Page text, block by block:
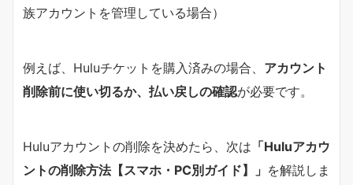
族アカウントを管理している場合）
例えば、Huluチケットを購入済みの場合、 アカウント
削除前に使い切るか、払い戻しの確認が必要です。
Huluアカウントの削除を決めたら、次は 「Huluアカウ
ントの削除方法【スマホ・PC別ガイド】」 を解説しま